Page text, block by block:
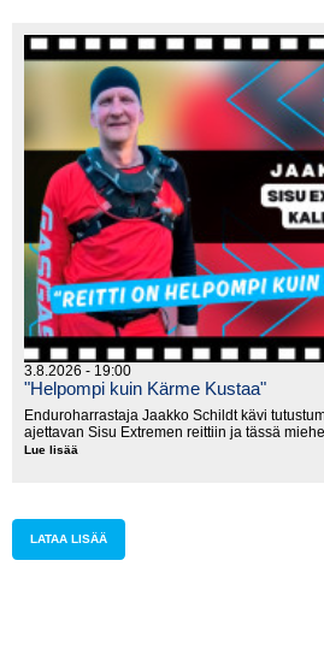
3.8.2026 - 19:00
"Helpompi kuin Kärme Kustaa"
Enduroharrastaja Jaakko Schildt kävi
ajettavan Sisu Extremen reittiin ja tässä
Lue lisää
LATAA LISÄÄ